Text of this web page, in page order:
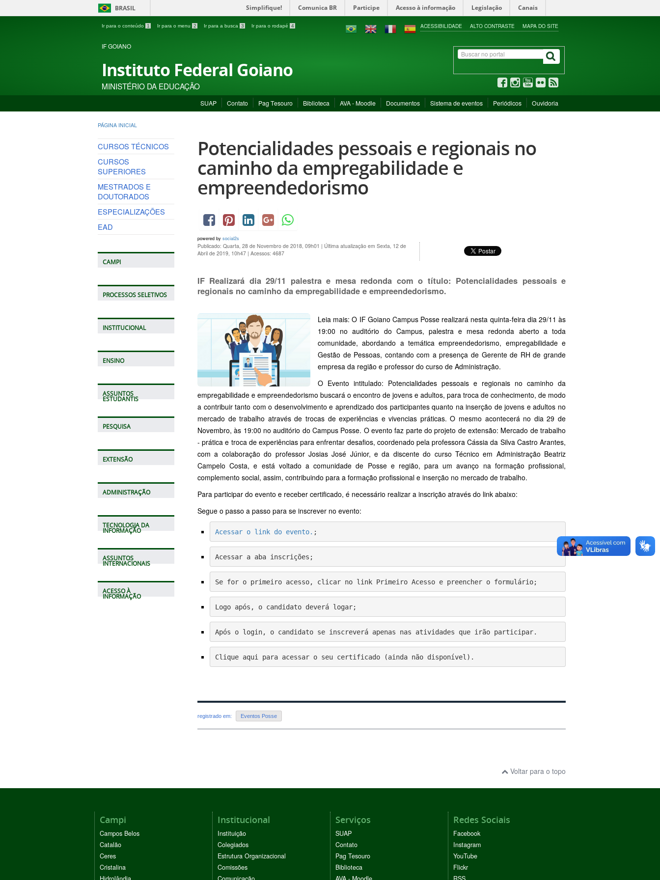
BRASIL Simplifique! Comunica BR Participe Acesso à informação Legislação Canais
Ir para o conteúdo 1 Ir para o menu 2 Ir para a busca 3 Ir para o rodapé 4 ACESSIBILIDADE ALTO CONTRASTE MAPA DO SITE
IF GOIANO
Instituto Federal Goiano
MINISTÉRIO DA EDUCAÇÃO
SUAP Contato Pag Tesouro Biblioteca AVA - Moodle Documentos Sistema de eventos Periódicos Ouvidoria
PÁGINA INICIAL
CURSOS TÉCNICOS
CURSOS
SUPERIORES
MESTRADOS E
DOUTORADOS
ESPECIALIZAÇÕES
EAD
CAMPI
PROCESSOS SELETIVOS
INSTITUCIONAL
ENSINO
ASSUNTOS
ESTUDANTIS
PESQUISA
EXTENSÃO
ADMINISTRAÇÃO
TECNOLOGIA DA
INFORMAÇÃO
ASSUNTOS
INTERNACIONAIS
ACESSO À
INFORMAÇÃO
Potencialidades pessoais e regionais no
caminho da empregabilidade e
empreendedorismo
powered by social2s
Publicado: Quarta, 28 de Novembro de 2018, 09h01 | Última atualização em Sexta, 12 de
Abril de 2019, 10h47 | Acessos: 4687
IF Realizará dia 29/11 palestra e mesa redonda com o título: Potencialidades pessoais e
regionais no caminho da empregabilidade e empreendedorismo.
Leia mais: O IF Goiano Campus Posse realizará nesta quinta-feira dia 29/11 às
19:00 no auditório do Campus, palestra e mesa redonda aberto a toda
comunidade, abordando a temática empreendedorismo, empregabilidade e
Gestão de Pessoas, contando com a presença de Gerente de RH de grande
empresa da região e professor do curso de Administração.
O Evento intitulado: Potencialidades pessoais e regionais no caminho da
empregabilidade e empreendedorismo buscará o encontro de jovens e adultos, para troca de conhecimento, de modo
a contribuir tanto com o desenvolvimento e aprendizado dos participantes quanto na inserção de jovens e adultos no
mercado de trabalho através de trocas de experiências e vivencias práticas. O mesmo acontecerá no dia 29 de
Novembro, às 19:00 no auditório do Campus Posse. O evento faz parte do projeto de extensão: Mercado de trabalho
- prática e troca de experiências para enfrentar desafios, coordenado pela professora Cássia da Silva Castro Arantes,
com a colaboração do professor Josias José Júnior, e da discente do curso Técnico em Administração Beatriz
Campelo Costa, e está voltado a comunidade de Posse e região, para um avanço na formação profissional,
complemento social, assim, contribuindo para a formação profissional e inserção no mercado de trabalho.
Para participar do evento e receber certificado, é necessário realizar a inscrição através do link abaixo:
Segue o passo a passo para se inscrever no evento:
Acessar o link do evento. ;
Acessar a aba inscrições;
Se for o primeiro acesso, clicar no link Primeiro Acesso e preencher o formulário;
Logo após, o candidato deverá logar;
Após o login, o candidato se inscreverá apenas nas atividades que irão participar.
Clique aqui para acessar o seu certificado (ainda não disponível).
registrado em: Eventos Posse
Voltar para o topo
Campi
Campos Belos
Catalão
Ceres
Cristalina
Institucional
Instituição
Colegiados
Estrutura Organizacional
Comissões
Serviços
SUAP
Contato
Pag Tesouro
Biblioteca
Redes Sociais
Facebook
Instagram
YouTube
Flickr